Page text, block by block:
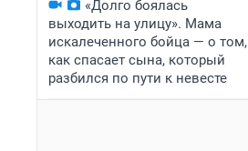
«Долго боялась
выходить на улицу». Мама
искалеченного бойца — о том,
как спасает сына, который
разбился по пути к невесте